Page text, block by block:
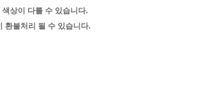
상이 다를 수 있습니다.
환불처리 될 수 있습니다.